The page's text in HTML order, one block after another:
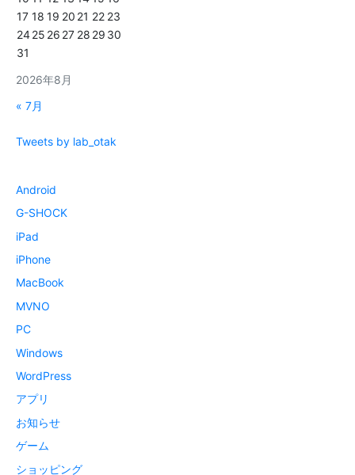
2026年8月
17 18 19 20 21 22 23
2425 26 27 28 29 30
31
« 7月
Tweets by lab_otak
Android
G-SHOCK
iPad
iPhone
MacBook
MVNO
PC
Windows
WordPress
アプリ
お知らせ
ゲーム
ショッピング